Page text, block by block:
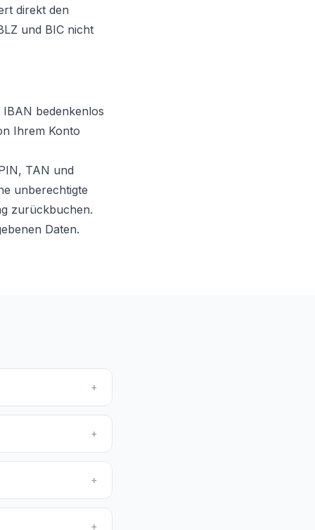
direkt den
und BIC nicht
bedenkenlos
Ihrem Konto
TAN und
unberechtigte
zurückbuchen.
Daten.
+
+
+
+